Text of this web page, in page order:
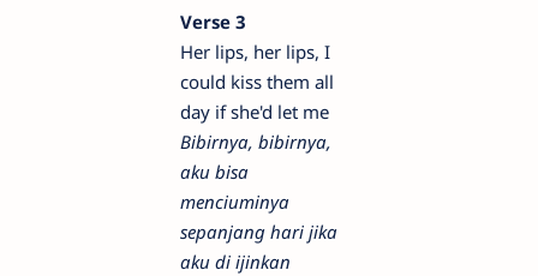
Verse 3
Her lips, her lips, I
could kiss them all
day if she'd let me
Bibirnya, bibirnya,
aku bisa
menciuminya
sepanjang hari jika
aku di ijinkan